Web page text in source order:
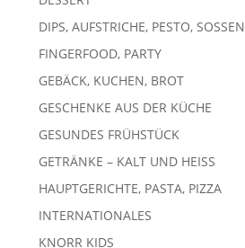
DIPS, AUFSTRICHE, PESTO, SOSSEN
FINGERFOOD, PARTY
GEBÄCK, KUCHEN, BROT
GESCHENKE AUS DER KÜCHE
GESUNDES FRÜHSTÜCK
GETRÄNKE – KALT UND HEISS
HAUPTGERICHTE, PASTA, PIZZA
INTERNATIONALES
KNORR KIDS